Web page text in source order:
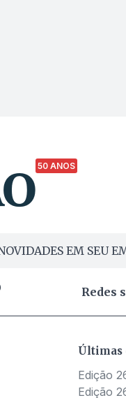
50 ANOS
EM SEU
Redes
Últimas
Edição
Edição